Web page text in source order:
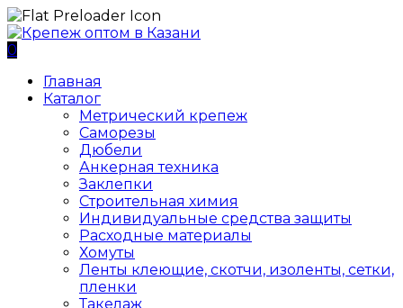
0
Главная
Каталог
Метрический крепеж
Саморезы
Дюбели
Анкерная техника
Заклепки
Строительная химия
Индивидуальные средства защиты
Расходные материалы
Хомуты
Ленты клеющие, скотчи, изоленты, сетки,
пленки
Такелаж